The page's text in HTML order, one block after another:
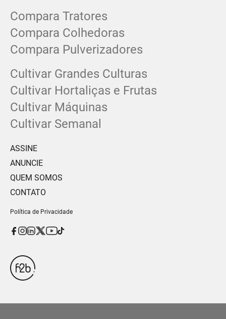
Compara Tratores
Compara Colhedoras
Compara Pulverizadores
Cultivar Grandes Culturas
Cultivar Hortaliças e Frutas
Cultivar Máquinas
Cultivar Semanal
ASSINE
ANUNCIE
QUEM SOMOS
CONTATO
Política de Privacidade